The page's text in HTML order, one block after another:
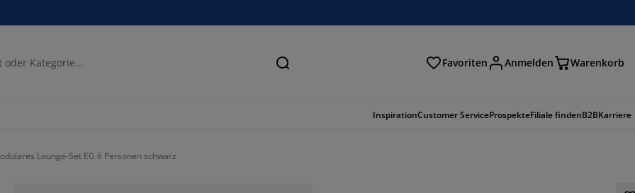
Suchen Favoriten Anmelden Warenkorb
InspirationCustomer ServiceProspekteFiliale findenB2BKarriere
Lounge-Set EG 6 Personen schwarz